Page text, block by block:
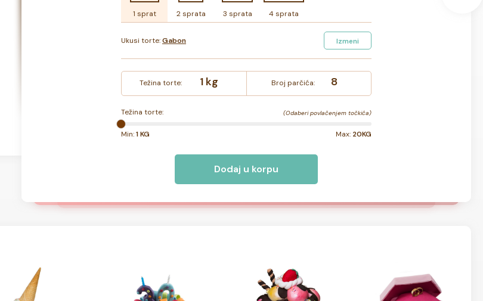
1 sprat 2 sprata 3 sprata 4 sprata
Ukusi torte:Gabon Izmeni
Težina torte: 1 kg Broj parčića: 8
Težina torte: (Odaberi povlačenjem točkića)
Min:1 KG Max: 20KG
Dodaj u korpu